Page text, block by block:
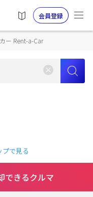
会員登録
ー Rent-a-Car
プで見る
できるクルマ